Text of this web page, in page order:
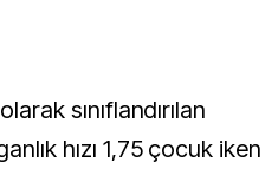
sınıflandırılan
hızı 1,75 çocuk iken